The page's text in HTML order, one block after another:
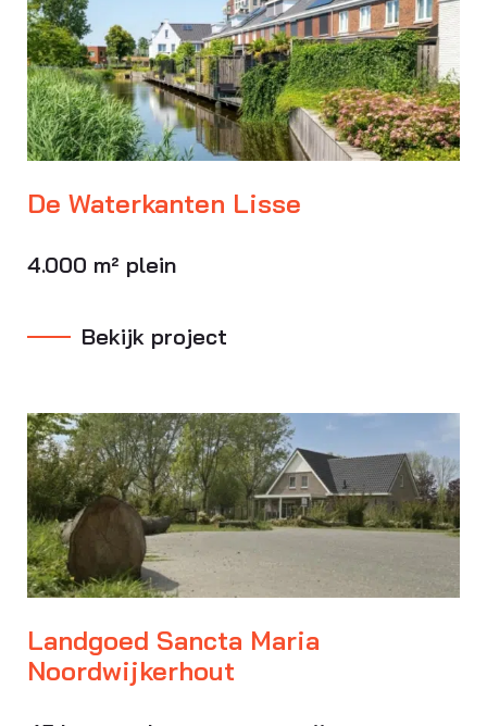
De Waterkanten Lisse
4.000 m² plein
Bekijk project
Landgoed Sancta Maria
Noordwijkerhout